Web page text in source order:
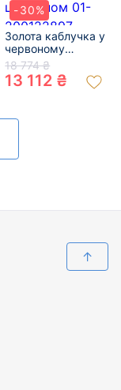
-30%
Золота каблучка у
червоному
кольорі з
цирконом 01-
200122897
18 774 ₴
13 112 ₴
↑